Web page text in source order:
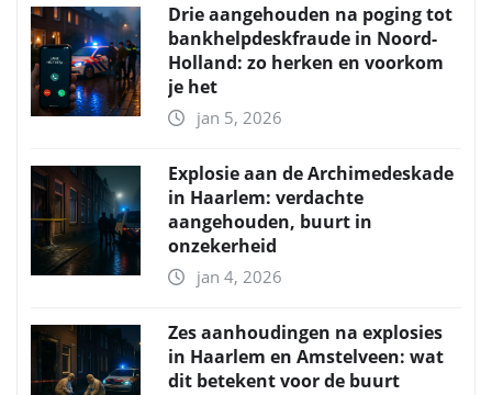
Drie aangehouden na poging tot
bankhelpdeskfraude in Noord-
Holland: zo herken en voorkom
je het
jan 5, 2026
Explosie aan de Archimedeskade
in Haarlem: verdachte
aangehouden, buurt in
onzekerheid
jan 4, 2026
Zes aanhoudingen na explosies
in Haarlem en Amstelveen: wat
dit betekent voor de buurt